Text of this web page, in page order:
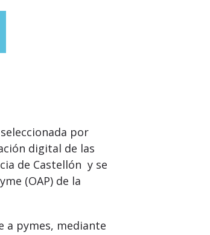
por
digital de las
de Castellón y se
(OAP) de la
a pymes, mediante